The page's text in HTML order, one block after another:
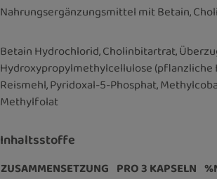
Nahrungsergänzungsmittel mit Betain,
Betain Hydrochlorid, Cholinbitartrat,
Hydroxypropylmethylcellulose (pflanzliche
Reismehl, Pyridoxal-5-Phosphat,
Methylfolat
Inhaltsstoffe
ZUSAMMENSETZUNG PRO 3 KAPSELN